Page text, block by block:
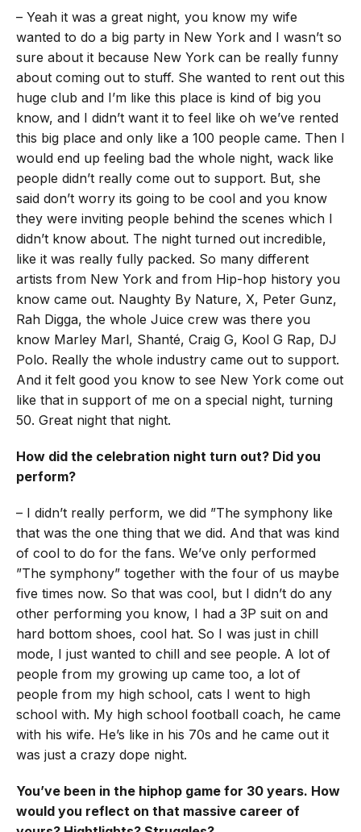
– Yeah it was a great night, you know my wife
wanted to do a big party in New York and I wasn’t so
sure about it because New York can be really funny
about coming out to stuff. She wanted to rent out this
huge club and I’m like this place is kind of big you
know, and I didn’t want it to feel like oh we’ve rented
this big place and only like a 100 people came. Then I
would end up feeling bad the whole night, wack like
people didn’t really come out to support. But, she
said don’t worry its going to be cool and you know
they were inviting people behind the scenes which I
didn’t know about. The night turned out incredible,
like it was really fully packed. So many different
artists from New York and from Hip-hop history you
know came out. Naughty By Nature, X, Peter Gunz,
Rah Digga, the whole Juice crew was there you
know Marley Marl, Shanté, Craig G, Kool G Rap, DJ
Polo. Really the whole industry came out to support.
And it felt good you know to see New York come out
like that in support of me on a special night, turning
50. Great night that night.
How did the celebration night turn out? Did you
perform?
– I didn’t really perform, we did ”The symphony like
that was the one thing that we did. And that was kind
of cool to do for the fans. We’ve only performed
”The symphony” together with the four of us maybe
five times now. So that was cool, but I didn’t do any
other performing you know, I had a 3P suit on and
hard bottom shoes, cool hat. So I was just in chill
mode, I just wanted to chill and see people. A lot of
people from my growing up came too, a lot of
people from my high school, cats I went to high
school with. My high school football coach, he came
with his wife. He’s like in his 70s and he came out it
was just a crazy dope night.
You’ve been in the hiphop game for 30 years. How
would you reflect on that massive career of